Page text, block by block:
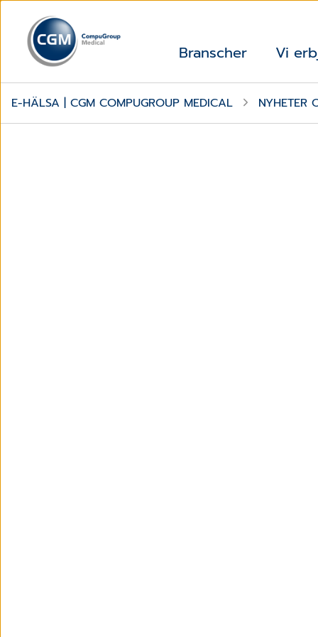
Branscher Vi
E-HÄLSA | CGM COMPUGROUP MEDICAL NYHETER